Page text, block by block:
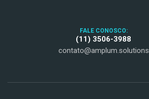
FALE CONOSCO:
(11) 3506-3988
contato@amplum.solutions